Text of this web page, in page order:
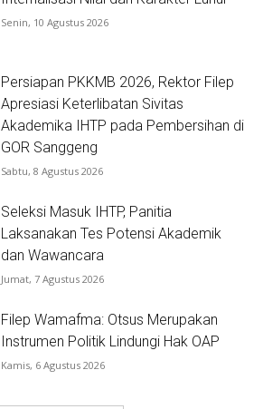
Senin, 10 Agustus 2026
Persiapan PKKMB 2026, Rektor Filep
Apresiasi Keterlibatan Sivitas
Akademika IHTP pada Pembersihan di
GOR Sanggeng
Sabtu, 8 Agustus 2026
Seleksi Masuk IHTP, Panitia
Laksanakan Tes Potensi Akademik
dan Wawancara
Jumat, 7 Agustus 2026
Filep Wamafma: Otsus Merupakan
Instrumen Politik Lindungi Hak OAP
Kamis, 6 Agustus 2026